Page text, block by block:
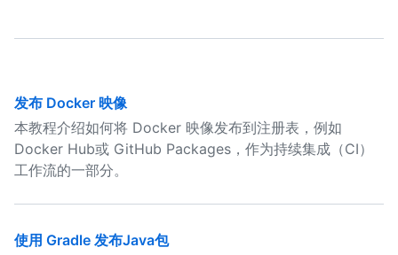
发布 Docker 映像
本教程介绍如何将 Docker 映像发布到注册表，例如
Docker Hub或 GitHub Packages，作为持续集成（CI）
工作流的一部分。
使用 Gradle 发布Java包